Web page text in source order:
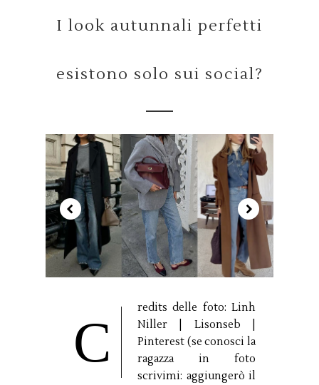
I look autunnali perfetti
esistono solo sui social?
C
redits delle foto: Linh
Niller | Lisonseb |
Pinterest (se conosci la
ragazza in foto
scrivimi: aggiungerò il